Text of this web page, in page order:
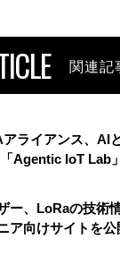
関連記
アライアンス、AI
Agentic IoT Lab
ー、LoRaの技術
ア向けサイトを公